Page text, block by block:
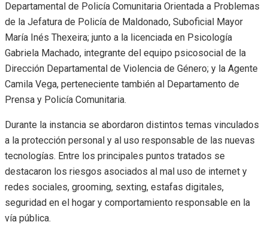
Departamental de Policía Comunitaria Orientada a Problemas
de la Jefatura de Policía de Maldonado, Suboficial Mayor
María Inés Thexeira; junto a la licenciada en Psicología
Gabriela Machado, integrante del equipo psicosocial de la
Dirección Departamental de Violencia de Género; y la Agente
Camila Vega, perteneciente también al Departamento de
Prensa y Policía Comunitaria.
Durante la instancia se abordaron distintos temas vinculados
a la protección personal y al uso responsable de las nuevas
tecnologías. Entre los principales puntos tratados se
destacaron los riesgos asociados al mal uso de internet y
redes sociales, grooming, sexting, estafas digitales,
seguridad en el hogar y comportamiento responsable en la
vía pública.